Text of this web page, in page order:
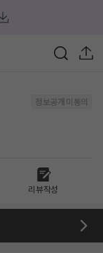
정보공개 미동의
리뷰작성